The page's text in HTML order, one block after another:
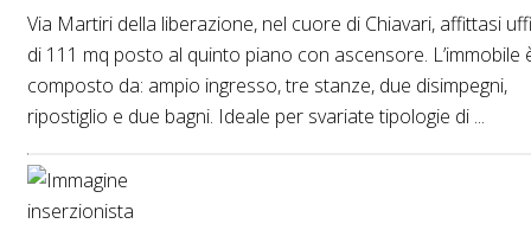
Via Martiri della liberazione, nel cuore di Chiavari, affittasi
di 111 mq posto al quinto piano con ascensore. L’immobile
composto da: ampio ingresso, tre stanze, due disimpegni,
ripostiglio e due bagni. Ideale per svariate tipologie di ...